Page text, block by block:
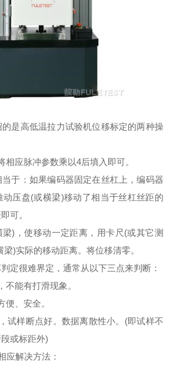
高低温拉力试验机位移标定的两种操
应脉冲参数乘以4后填入即可。
：如果编码器固定在丝杠上，编码器
压盘(或横梁)移动了相当于丝杠丝距的
可。
，使移动一定距离，用卡尺(或其它测
)实际的移动距离。将位移清零。
很难界定，通常从以下三点来判断：
能有打滑现象。
、安全。
样断点好。数据离散性小。(即试样不
或标距外)
解决方法：